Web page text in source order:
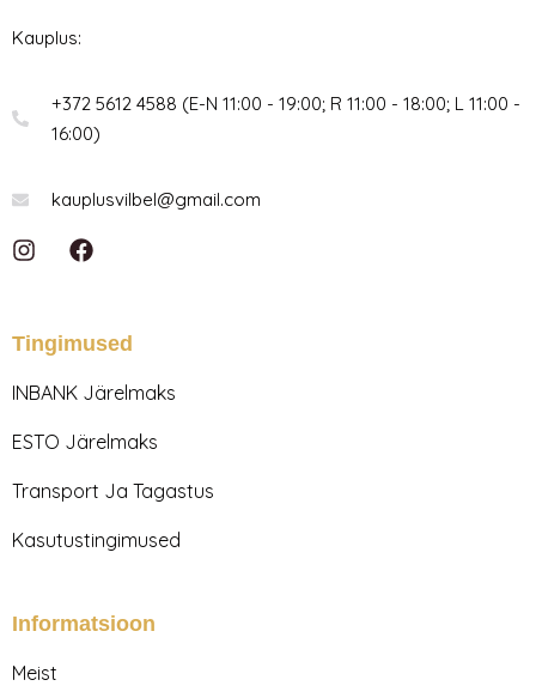
Kauplus:
+372 5612 4588 (E-N 11:00 - 19:00; R 11:00 - 18:00; L 11:00 -
16:00)
kauplusvilbel@gmail.com
I
a
r
m
F
a
b
o
Tingimused
INBANK Järelmaks
ESTO Järelmaks
Transport Ja Tagastus
Kasutustingimused
Informatsioon
Meist